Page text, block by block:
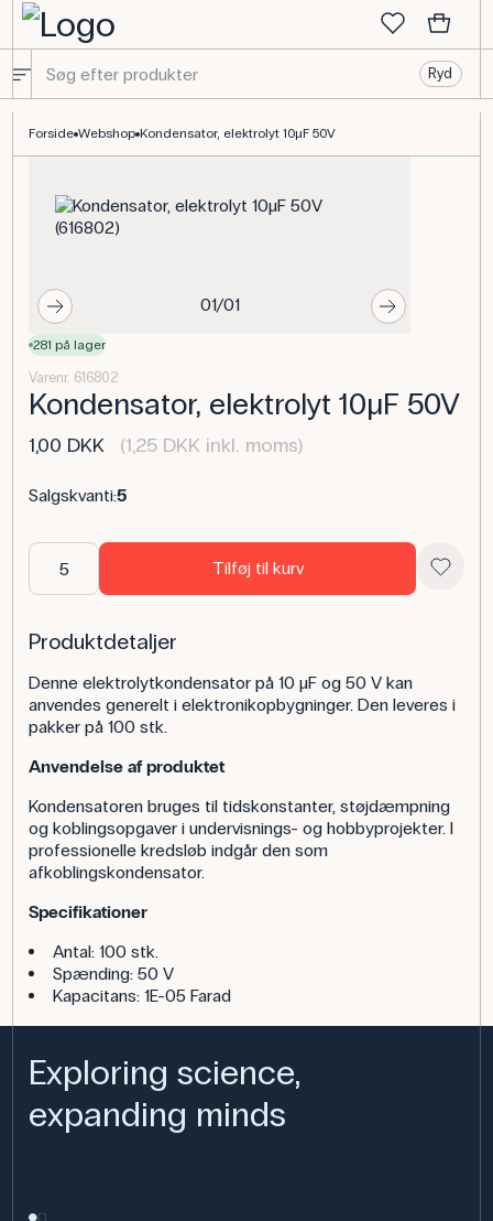
Ryd
Forside Webshop Kondensator, elektrolyt 10µF 50V
01/01
281 på lager
Varenr. 616802
Kondensator, elektrolyt 10µF 50V
1,00 DKK (1,25 DKK inkl. moms)
Salgskvanti:5
Tilføj til kurv
Produktdetaljer
Denne elektrolytkondensator på 10 µF og 50 V kan
anvendes generelt i elektronikopbygninger. Den leveres i
pakker på 100 stk.
Anvendelse af produktet
Kondensatoren bruges til tidskonstanter, støjdæmpning
og koblingsopgaver i undervisnings- og hobbyprojekter. I
professionelle kredsløb indgår den som
afkoblingskondensator.
Specifikationer
Antal: 100 stk.
Spænding: 50 V
Kapacitans: 1E-05 Farad
Exploring science,
expanding minds